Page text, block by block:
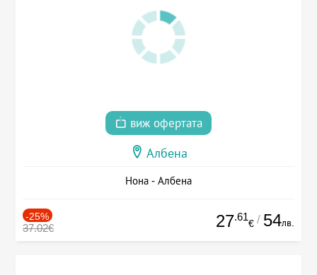
виж офертата
Албена
Нона - Албена
-25%
37.02€ 27.61
€ / 54лв.